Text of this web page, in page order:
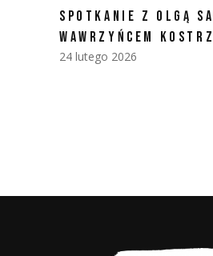
SPOTKANIE Z OLGĄ
WAWRZYŃCEM
24 lutego 2026